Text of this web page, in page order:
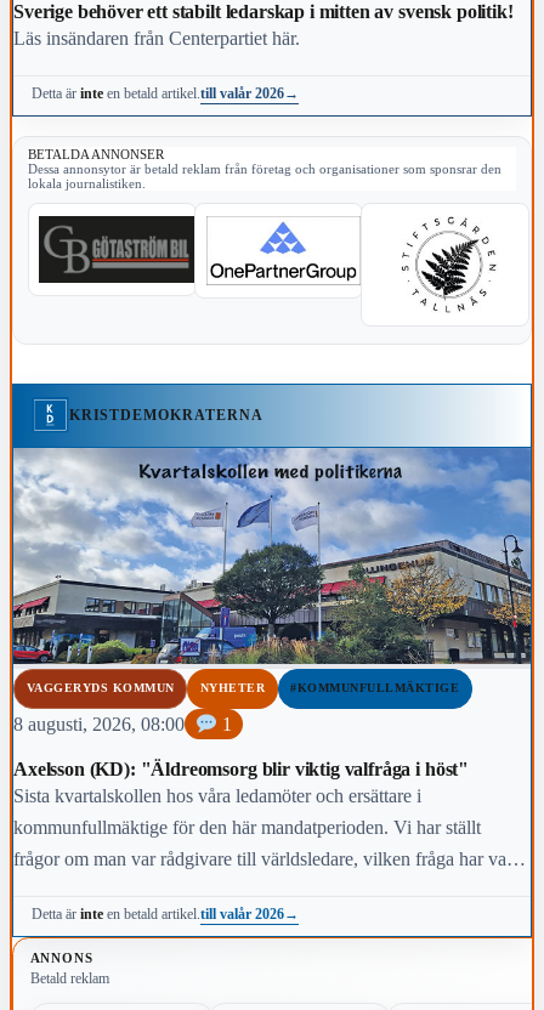
Sverige behöver ett stabilt ledarskap i mitten av svensk politik!
Läs insändaren från Centerpartiet här.
Detta ärinte en betald artikel.till valår 2026→
BETALDA ANNONSER
Dessa annonsytor är betald reklam från företag och organisationer som sponsrar den
lokala journalistiken.
KRISTDEMOKRATERNA
VAGGERYDS KOMMUN NYHETER #KOMMUNFULLMÄKTIGE
8 augusti, 2026, 08:00 1
Axelsson (KD): "Äldreomsorg blir viktig valfråga i höst"
Sista kvartalskollen hos våra ledamöter och ersättare i
kommunfullmäktige för den här mandatperioden. Vi har ställt
frågor om man var rådgivare till världsledare, vilken fråga har varit
viktigast för kommunens invånare i höst och vem anses vara den
mest kända personen i kommunen.
Detta ärinte en betald artikel.till valår 2026→
ANNONS
Betald reklam